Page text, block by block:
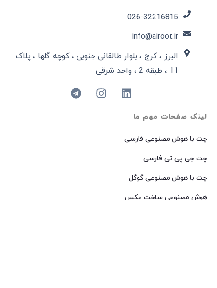
لینک صفحات مهم ما
چت با هوش مصنوعی فارسی
چت جی پی تی فارسی
چت با هوش مصنوعی گوگل
هوش مصنوعی ساخت عکس
026-32216815​
info@airoot.ir
البرز ، کرج ، بلوار طالقانی جنوبی ، کوچه گلها ، پلاک
11 ، طبقه 2 ، واحد شرقی